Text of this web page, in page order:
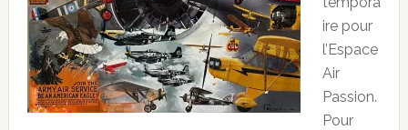
ire pour
l’Espace
Air
Passion.
Pour